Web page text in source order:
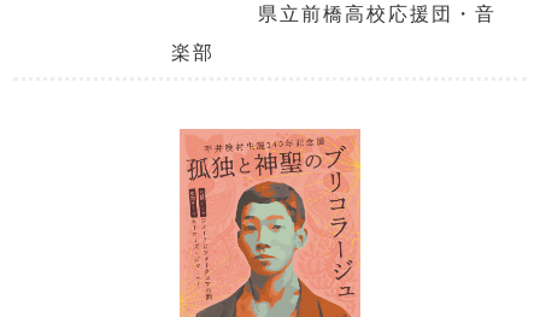
県立前橋高校応援団・音
楽部